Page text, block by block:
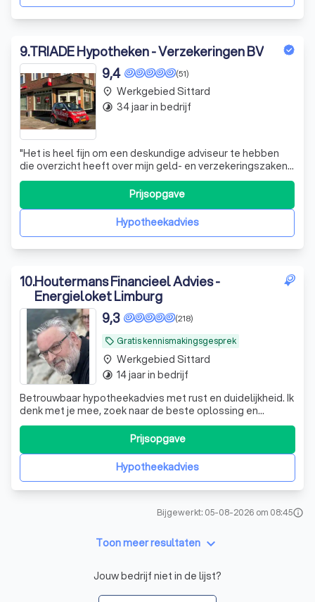
9.TRIADE Hypotheken - Verzekeringen BV
(51)
9,4
"Het is heel fijn om een deskundige adviseur te hebben
die overzicht heeft over mijn geld- en verzekeringszaken.
TRIADE BV / RegioBank is mijn financiële huisarts!"
Hypotheekadvies
Prijsopgave
place Werkgebied Sittard
timelapse 34 jaar in bedrijf
10.Houtermans Financieel Advies -
Energieloket Limburg
local_offer Gratis kennismakingsgesprek
(218)
9,3
Betrouwbaar hypotheekadvies met rust en duidelijkheid. Ik
denk met je mee, zoek naar de beste oplossing en
begeleid je persoonlijk van A tot Z.
Hypotheekadvies
Prijsopgave
place Werkgebied Sittard
timelapse 14 jaar in bedrijf
Bijgewerkt: 05-08-2026 om 08:45info
Toon meer resultaten keyboard_arrow_down
Jouw bedrijf niet in de lijst?